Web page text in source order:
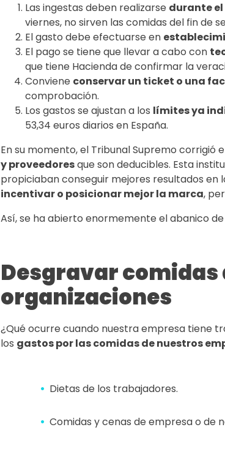
Las ingestas deben realizarse durante
viernes, no sirven las comidas del fin de
El gasto debe efectuarse en
El pago se tiene que llevar a cabo con
que tiene Hacienda de confirmar la
Conviene conservar un ticket o una
comprobación.
Los gastos se ajustan a los límites ya
53,34 euros diarios en España.
En su momento, el Tribunal Supremo corrigió
yproveedoresque son deducibles. Esta
propiciaban conseguir mejores resultados en
incentivar o posicionar mejor la marca,
Así, se ha abierto enormemente el abanico
Desgravar comidas
organizaciones
¿Qué ocurre cuando nuestra empresa tiene
los gastos por las comidas de nuestros
Dietas de los trabajadores.
Comidas y cenas de empresa o de